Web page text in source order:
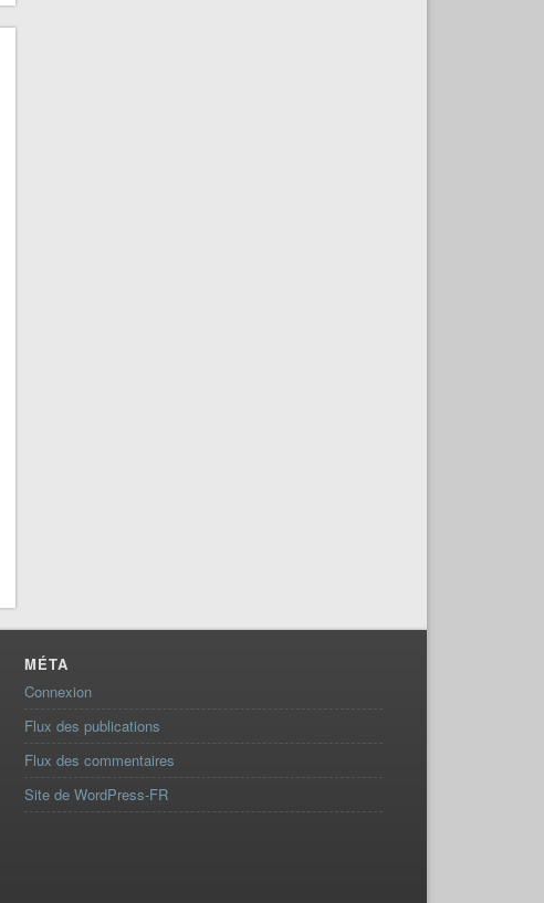
MÉTA
Connexion
Flux des publications
Flux des commentaires
Site de WordPress-FR